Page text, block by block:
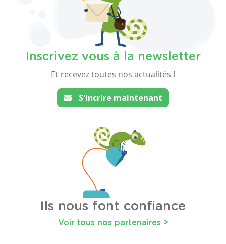
Inscrivez vous à la newsletter
Et recevez toutes nos actualités !
S'incrire maintenant
Ils nous font confiance
Voir tous nos partenaires >